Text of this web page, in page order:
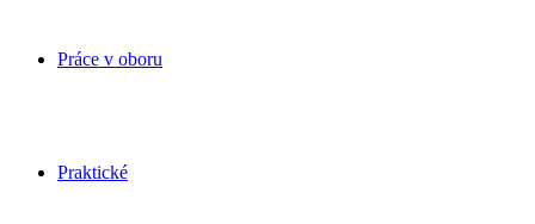
Práce v oboru
Praktické